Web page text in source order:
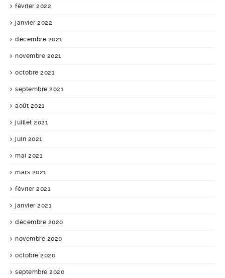
février 2022
janvier 2022
décembre 2021
novembre 2021
octobre 2021
septembre 2021
août 2021
juillet 2021
juin 2021
mai 2021
mars 2021
février 2021
janvier 2021
décembre 2020
novembre 2020
octobre 2020
septembre 2020